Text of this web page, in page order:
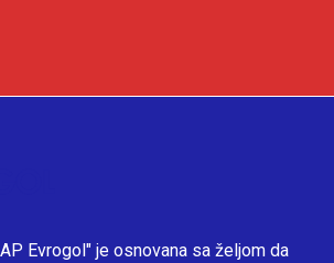
Evrogol" je osnovana sa željom da